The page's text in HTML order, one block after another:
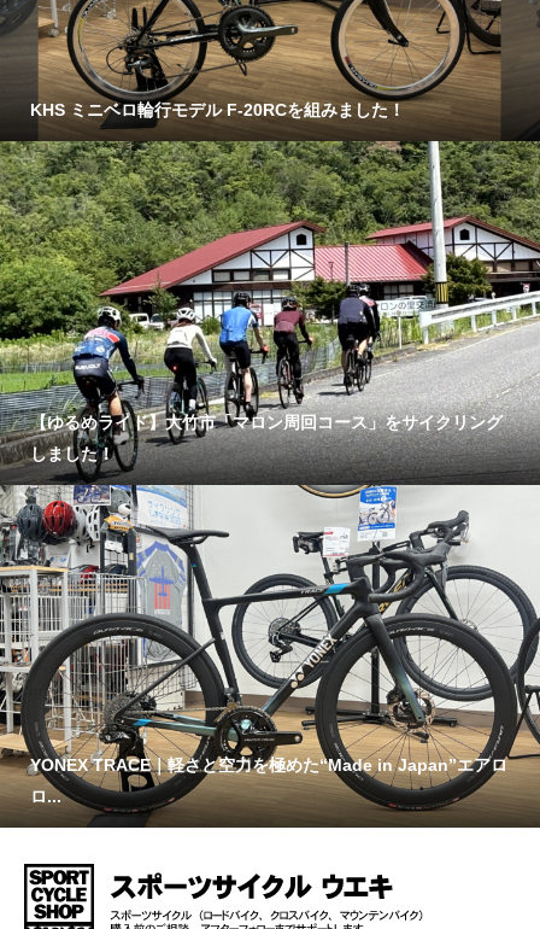
KHS ミニベロ輪行モデル F-20RCを組みました！
【ゆるめライド】大竹市「マロン周回コース」をサイクリング
しました！
YONEX TRACE｜軽さと空力を極めた“Made in Japan”エアロ
ロ...